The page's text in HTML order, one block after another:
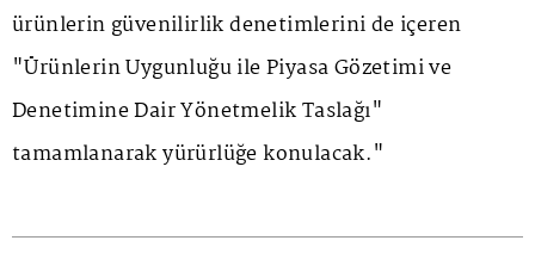
ürünlerin güvenilirlik denetimlerini de içeren
"Ürünlerin Uygunluğu ile Piyasa Gözetimi ve
Denetimine Dair Yönetmelik Taslağı"
tamamlanarak yürürlüğe konulacak."